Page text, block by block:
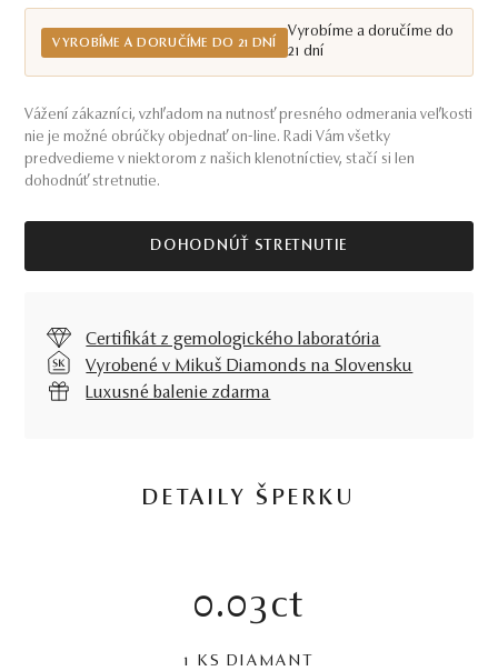
VYROBÍME A DORUČÍME DO 21 DNÍ
Vyrobíme a doručíme do
21 dní
Vážení zákazníci, vzhľadom na nutnosť presného odmerania veľkosti
nie je možné obrúčky objednať on-line. Radi Vám všetky
predvedieme v niektorom z našich klenotníctiev, stačí si len
dohodnúť stretnutie.
DOHODNÚŤ STRETNUTIE
Certifikát z gemologického laboratória
Vyrobené v Mikuš Diamonds na Slovensku
Luxusné balenie zdarma
DETAILY ŠPERKU
0.03ct
1 KS DIAMANT